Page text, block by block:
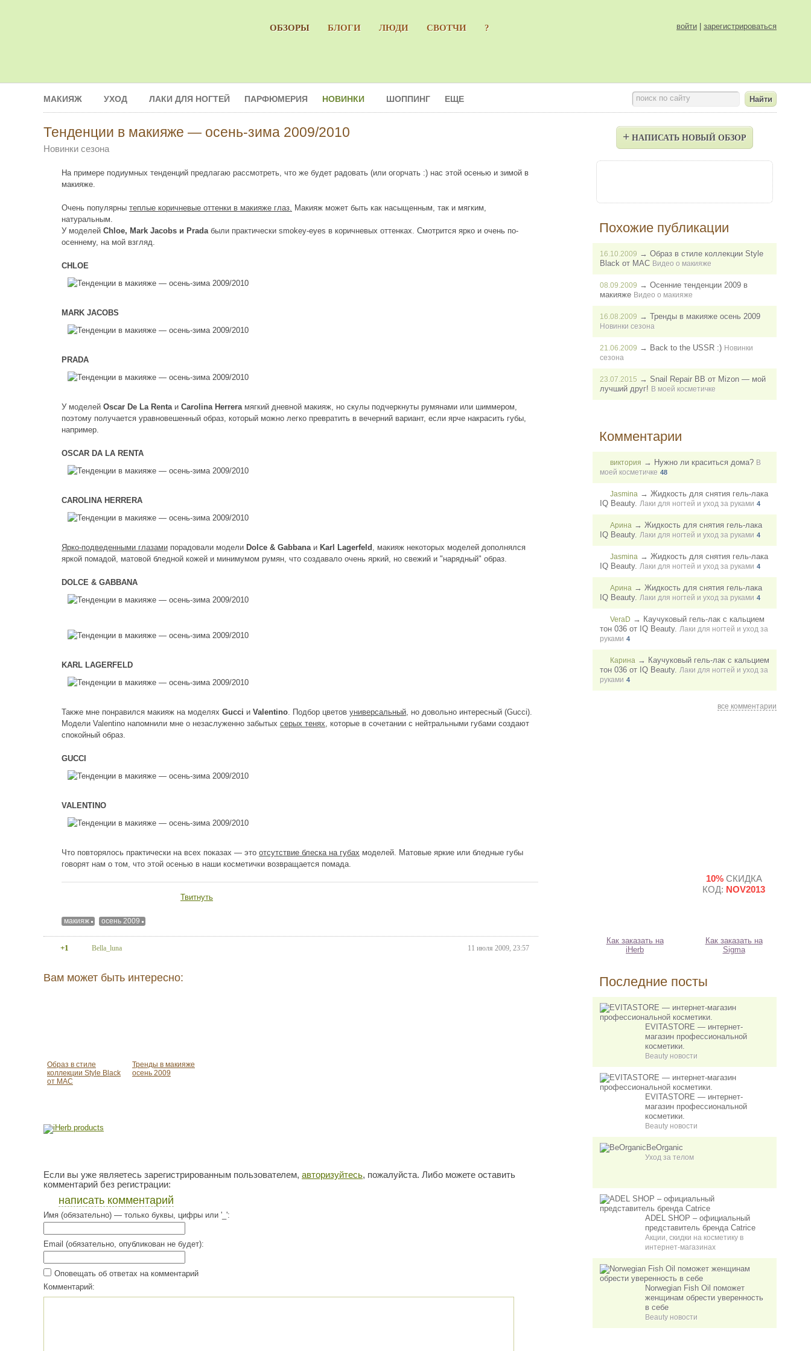
войти зарегистрироваться
ОБЗОРЫ БЛОГИ ЛЮДИ СВОТЧИ ?
поиск по сайту
МАКИЯЖ УХОД ЛАКИ ДЛЯ НОГТЕЙ ПАРФЮМЕРИЯ НОВИНКИ ШОППИНГ ЕЩЕ
Тенденции в макияже — осень-зима 2009/2010
Новинки сезона
На примере подиумных тенденций предлагаю рассмотреть, что же будет радовать (или огорчать :) нас этой осенью и зимой в
макияже.
Очень популярны теплые коричневые оттенки в макияже глаз. Макияж может быть как насыщенным, так и мягким,
натуральным.
У моделей Chloe, Mark Jacobs и Pradaбыли практически smokey-eyes в коричневых оттенках. Смотрится ярко и очень по-
осеннему, на мой взгляд.
CHLOE
MARK JACOBS
PRADA
У моделей Oscar De La Rentaи Carolina Herreraмягкий дневной макияж, но скулы подчеркнуты румянами или шиммером,
поэтому получается уравновешенный образ, который можно легко превратить в вечерний вариант, если ярче накрасить губы,
например.
OSCAR DA LA RENTA
CAROLINA HERRERA
Ярко-подведенными глазами порадовали модели Dolce & Gabbanaи Karl Lagerfeld , макияж некоторых моделей дополнялся
яркой помадой, матовой бледной кожей и минимумом румян, что создавало очень яркий, но свежий и "нарядный" образ.
DOLCE & GABBANA
KARL LAGERFELD
Также мне понравился макияж на моделях Gucci и Valentino. Подбор цветов универсальный, но довольно интересный (Gucci).
Модели Valentino напомнили мне о незаслуженно забытых серых тенях, которые в сочетании с нейтральными губами создают
спокойный образ.
GUCCI
VALENTINO
Что повторялось практически на всех показах — это отсутствие блеска на губах моделей. Матовые яркие или бледные губы
говорят нам о том, что этой осенью в наши косметички возвращается помада.
Твитнуть
макияж осень 2009
11 июля 2009, 23:57
+1 Bella_luna
Вам может быть интересно:
Образ в стиле
коллекции Style Black
от MAC
Тренды в макияже
осень 2009
Если вы уже являетесь зарегистрированным пользователем, авторизуйтесь, пожалуйста. Либо можете оставить
комментарий без регистрации:
написать комментарий
Имя (обязательно) — только буквы, цифры или '_':
Email (обязательно, опубликован не будет):
Оповещать об ответах на комментарий
Комментарий:
+ НАПИСАТЬ НОВЫЙ ОБЗОР
Похожие публикации
16.10.2009 → Образ в стиле коллекции Style
Black от MAC Видео о макияже
08.09.2009 → Осенние тенденции 2009 в
макияже Видео о макияже
16.08.2009 → Тренды в макияже осень 2009
Новинки сезона
21.06.2009 → Back to the USSR :) Новинки
сезона
23.07.2015 → Snail Repair ВВ от Mizon — мой
лучший друг! В моей косметичке
Комментарии
виктория → Нужно ли краситься дома? В
моей косметичке 48
Jasmina → Жидкость для снятия гель-лака
IQ Beauty. Лаки для ногтей и уход за руками 4
Арина → Жидкость для снятия гель-лака
IQ Beauty. Лаки для ногтей и уход за руками 4
Jasmina → Жидкость для снятия гель-лака
IQ Beauty. Лаки для ногтей и уход за руками 4
Арина → Жидкость для снятия гель-лака
IQ Beauty. Лаки для ногтей и уход за руками 4
VeraD → Каучуковый гель-лак с кальцием
тон 036 от IQ Beauty. Лаки для ногтей и уход за
руками 4
Карина → Каучуковый гель-лак с кальцием
тон 036 от IQ Beauty. Лаки для ногтей и уход за
руками 4
все комментарии
Как заказать на
iHerb
10%СКИДКА
КОД: NOV2013
Как заказать на
Sigma
Последние посты
EVITASTORE — интернет-
магазин профессиональной
косметики.
Beauty новости
EVITASTORE — интернет-
магазин профессиональной
косметики.
Beauty новости
BeOrganic
Уход за телом
ADEL SHOP – официальный
представитель бренда Catrice
Акции, скидки на косметику в
интернет-магазинах
Norwegian Fish Oil поможет
женщинам обрести уверенность
в себе
Beauty новости